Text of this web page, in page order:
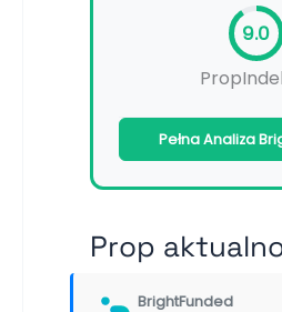
9.0
Pełna Analiza
Prop
BrightFunded